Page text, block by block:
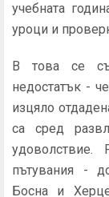
учебната
уроци и
В това се
недостатък -
изцяло
са сред
пътувания -
Босна и